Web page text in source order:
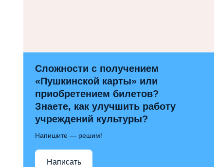
Сложности с получением
«Пушкинской карты» или
приобретением билетов?
Знаете, как улучшить работу
учреждений культуры?
Напишите — решим!
Написать